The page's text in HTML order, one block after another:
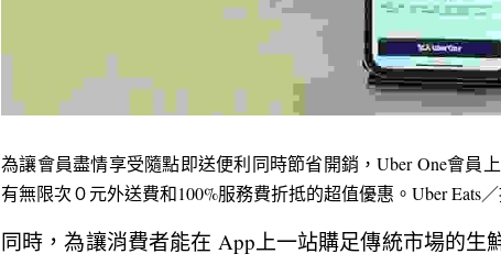
為讓會員盡情享受隨點即送便利同時節省開銷，Uber One會員
有無限次０元外送費和100%服務費折抵的超值優惠。Uber Eats
同時，為讓消費者能在 App上一站購足傳統市場的生